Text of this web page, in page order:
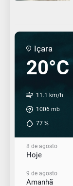
Içara
20°C
11.1 km/h
1006 mb
77 %
8 de agosto
Hoje
9 de agosto
Amanhã